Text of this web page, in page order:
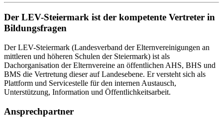
Der LEV-Steiermark ist der kompetente Vertreter in
Bildungsfragen
Der LEV-Steiermark (Landesverband der Elternvereinigungen an
mittleren und höheren Schulen der Steiermark) ist als
Dachorganisation der Elternvereine an öffentlichen AHS, BHS und
BMS die Vertretung dieser auf Landesebene. Er versteht sich als
Plattform und Servicestelle für den internen Austausch,
Unterstützung, Information und Öffentlichkeitsarbeit.
Ansprechpartner